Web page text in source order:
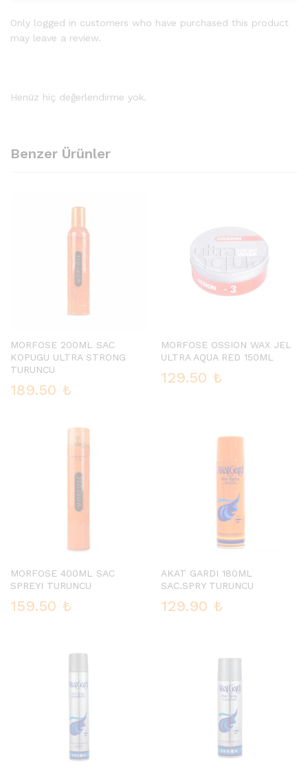
Only logged in customers who have purchased this product
may leave a review.
Henüz hiç değerlendirme yok.
Benzer Ürünler
MORFOSE 200ML SAC
KOPUGU ULTRA STRONG
TURUNCU
189.50 ₺
MORFOSE OSSION WAX JEL
ULTRA AQUA RED 150ML
129.50 ₺
MORFOSE 400ML SAC
SPREYI TURUNCU
159.50 ₺
AKAT GARDI 180ML
SAC.SPRY TURUNCU
129.90 ₺